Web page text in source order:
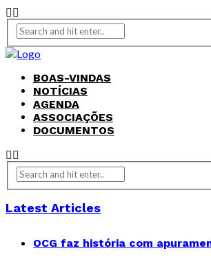
BOAS-VINDAS
NOTÍCIAS
AGENDA
ASSOCIAÇÕES
DOCUMENTOS
Latest Articles
OCG faz história com